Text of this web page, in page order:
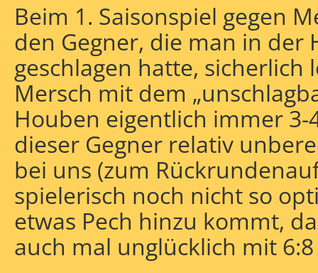
Beim 1. Saisonspiel gegen
den Gegner, die man in der
geschlagen hatte, sicherlich
Mersch mit dem
Houben eigentlich immer 3-
dieser Gegner relativ
bei uns (zum
spielerisch noch nicht so
etwas Pech hinzu kommt,
auch mal unglücklich mit